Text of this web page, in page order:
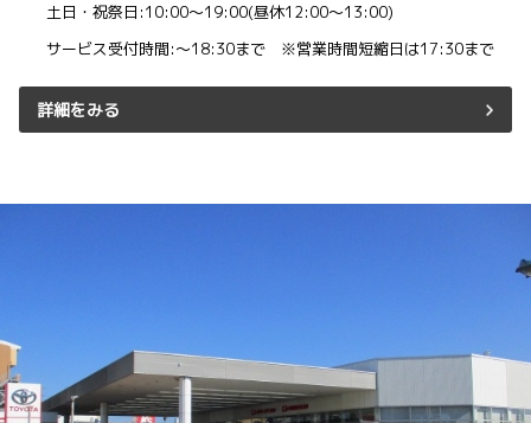
土日・祝祭日:10:00～19:00(昼休12:00～13:00)
サービス受付時間:～18:30まで ※営業時間短縮日は17:30まで
詳細をみる